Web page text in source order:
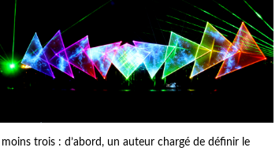
trois : d’abord, un auteur chargé de définir le